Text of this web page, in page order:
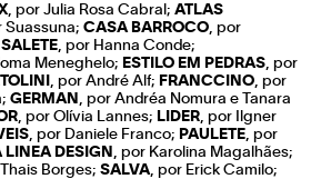
, por Julia Rosa Cabral; ATLAS
Suassuna; CASA BARROCO, por
, por Hanna Conde;
Meneghelo; ESTILO EM PEDRAS, por
, por André Alf; FRANCCINO, por
GERMAN , por Andréa Nomura e Tanara
, por Olívia Lannes; LIDER, por Ilgner
, por Daniele Franco; PAULETE, por
LINEA DESIGN , por Karolina Magalhães;
Borges; SALVA, por Erick Camilo;